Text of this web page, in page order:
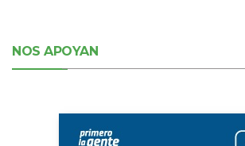
NOS APOYAN